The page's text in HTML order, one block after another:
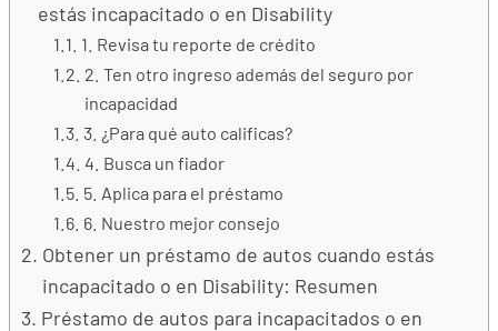
estás incapacitado o en Disability
1. Revisa tu reporte de crédito
2. Ten otro ingreso además del seguro por
incapacidad
3. ¿Para qué auto calificas?
4. Busca un fiador
5. Aplica para el préstamo
6. Nuestro mejor consejo
Obtener un préstamo de autos cuando estás
incapacitado o en Disability: Resumen
Préstamo de autos para incapacitados o en